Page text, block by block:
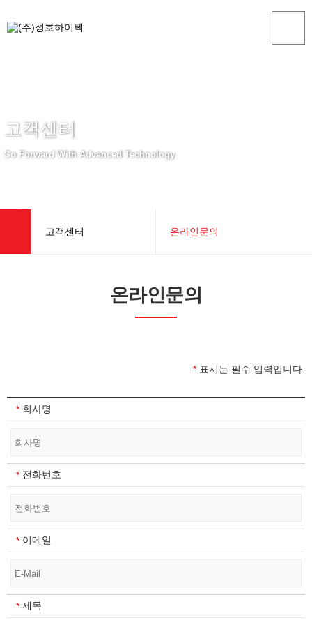
고객센터
Go Forward With Advanced Technology
고객센터 온라인문의
온라인문의
온라인문의
* 표시는 필수 입력입니다.
* 회사명
* 전화번호
* 이메일
* 제목